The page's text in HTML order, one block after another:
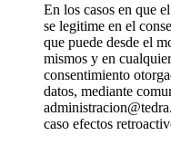
En los casos en que
se legitime en el
que puede desde el
mismos y en
consentimiento
datos, mediante
caso efectos